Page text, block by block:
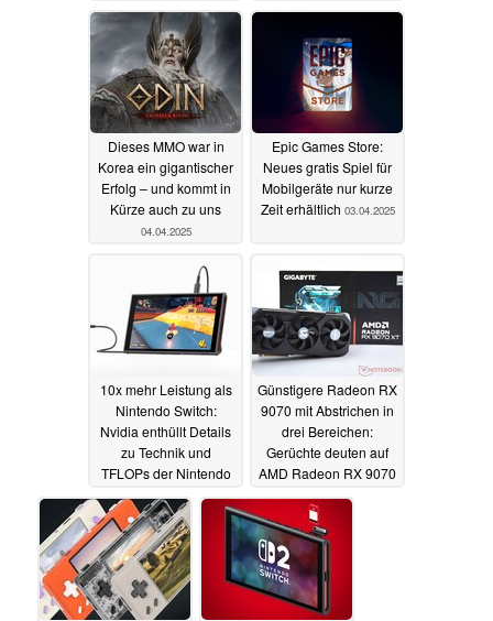
07.04.2025 04.04.2025
Dieses MMO war in
Korea ein gigantischer
Erfolg – und kommt in
Kürze auch zu uns
04.04.2025
Epic Games Store:
Neues gratis Spiel für
Mobilgeräte nur kurze
Zeit erhältlich 03.04.2025
10x mehr Leistung als
Nintendo Switch:
Nvidia enthüllt Details
zu Technik und
TFLOPs der Nintendo
03.04.2025
Günstigere Radeon RX
9070 mit Abstrichen in
drei Bereichen:
Gerüchte deuten auf
AMD Radeon RX 9070
03.04.2025